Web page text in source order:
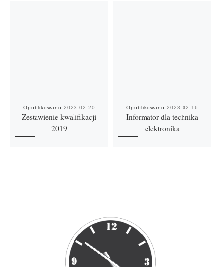
Opublikowano 2023-02-20
Zestawienie kwalifikacji
2019
Opublikowano 2023-02-16
Informator dla technika
elektronika